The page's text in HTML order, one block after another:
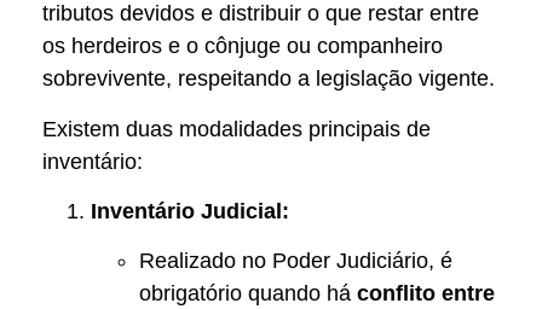
tributos devidos e distribuir o que restar entre
os herdeiros e o cônjuge ou companheiro
sobrevivente, respeitando a legislação vigente.
Existem duas modalidades principais de
inventário:
Inventário Judicial:
Realizado no Poder Judiciário, é
obrigatório quando há conflito entre